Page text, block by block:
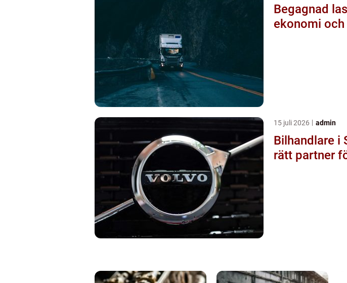
Begagnad lastbil smarta
ekonomi
15 juli 2026 admin
Bilhandlare i
rätt partner